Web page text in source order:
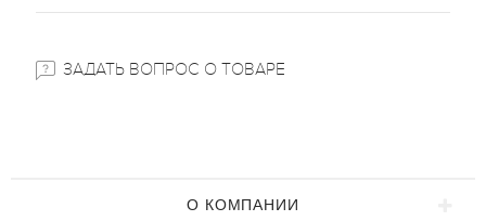
ЗАДАТЬ ВОПРОС О ТОВАРЕ
О КОМПАНИИ